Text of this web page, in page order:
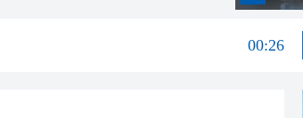
00:45
00:26